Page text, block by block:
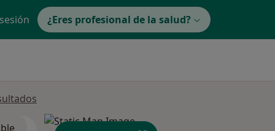
¿Eres profesional de la salud?